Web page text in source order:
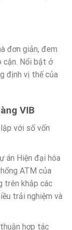
đơn giản, đem
cận. Nổi bật ở
định vị thế của
VIB
với số vốn
án Hiện đại hóa
ATM của
trên khắp các
trải nghiệm và
hợp tác